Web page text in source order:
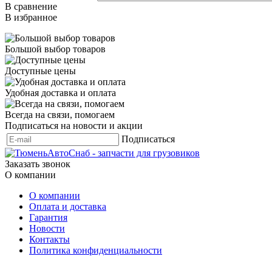
В сравнение
В избранное
Большой выбор товаров
Доступные цены
Удобная доставка и оплата
Всегда на связи, помогаем
Подписаться на новости и акции
Подписаться
Заказать звонок
О компании
О компании
Оплата и доставка
Гарантия
Новости
Контакты
Политика конфиденциальности